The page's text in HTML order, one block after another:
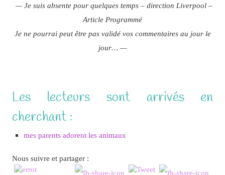
— Je suis absente pour quelques temps – direction Liverpool –
Article Programmé
Je ne pourrai peut être pas validé vos commentaires au jour le
jour… —
Les lecteurs sont arrivés en
cherchant :
mes parents adorent les animaux
Nous suivre et partager :